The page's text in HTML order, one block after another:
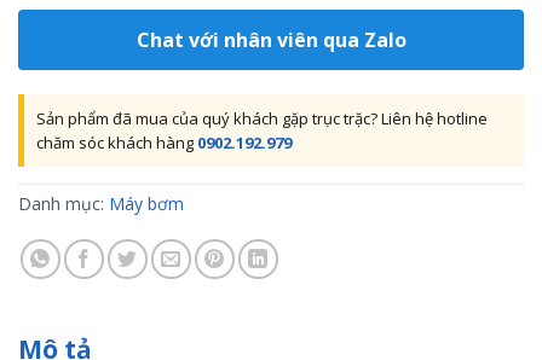
Chat với nhân viên qua Zalo
Sản phẩm đã mua của quý khách gặp trục trặc? Liên hệ hotline
chăm sóc khách hàng 0902.192.979
Danh mục: Máy bơm
Mô tả